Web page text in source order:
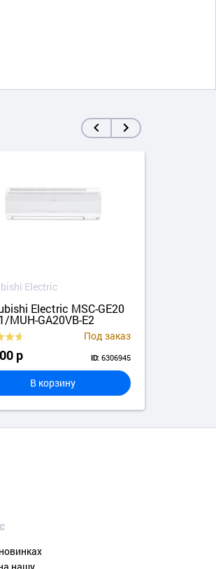
Electric
Electric MSC-GE20
MUH-GA20VB-E2
Под заказ
р ID: 6306945
В корзину